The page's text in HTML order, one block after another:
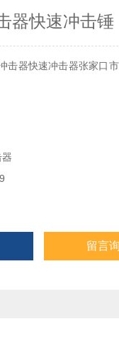
器快速冲击锤
击器快速冲击器张家口
留言